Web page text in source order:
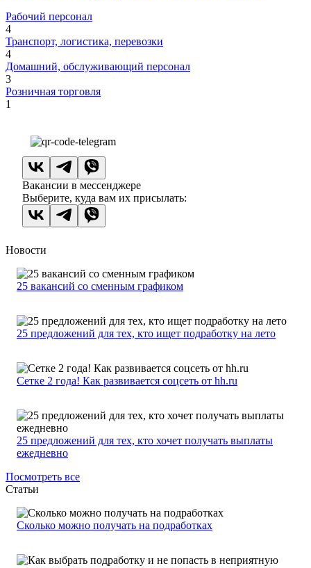
Рабочий персонал
4
Транспорт, логистика, перевозки
4
Домашний, обслуживающий персонал
3
Розничная торговля
1
Вакансии в мессенджере
Выберите, куда вам их присылать:
Новости
25 вакансий со сменным графиком
25 предложений для тех, кто ищет подработку на лето
Сетке 2 года! Как развивается соцсеть от hh.ru
25 предложений для тех, кто хочет получать выплаты
ежедневно
Посмотреть все
Статьи
Сколько можно получать на подработках